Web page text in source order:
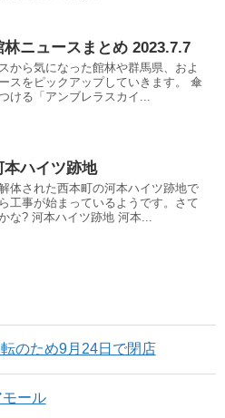
ニュースまとめ 2023.7.7
から気になった館林や群馬県、およ
スをピックアップしていきます。 傘
ける「アンブレラスカイ...
本ハイツ跡地
体された西本町の河本ハイツ跡地で
工事が始まっているようです。さて
な? 河本ハイツ跡地 河本...
のため9月24日で閉店
ール